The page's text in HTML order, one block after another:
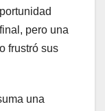
pero una
frustró sus
una